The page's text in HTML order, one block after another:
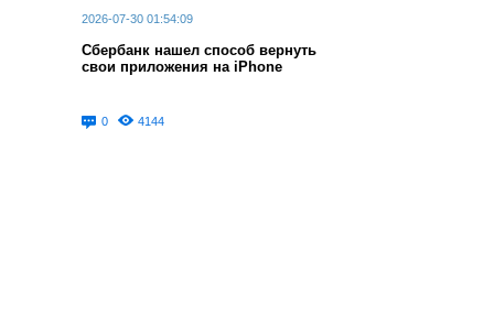
2026-07-30 01:54:09
Сбербанк нашел способ вернуть
свои приложения на iPhone
0 4144